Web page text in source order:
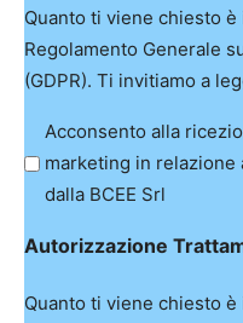
Quanto ti viene chiesto
Regolamento Generale
(GDPR). Ti invitiamo a
Acconsento alla
marketing in
dalla BCEE Srl
Autorizzazione
Quanto ti viene chiesto